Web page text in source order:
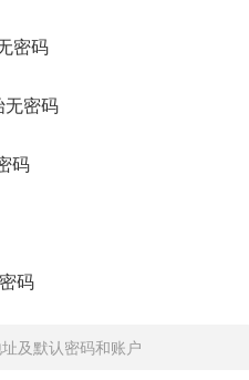
密码
无密码
码
码
及默认密码和账户